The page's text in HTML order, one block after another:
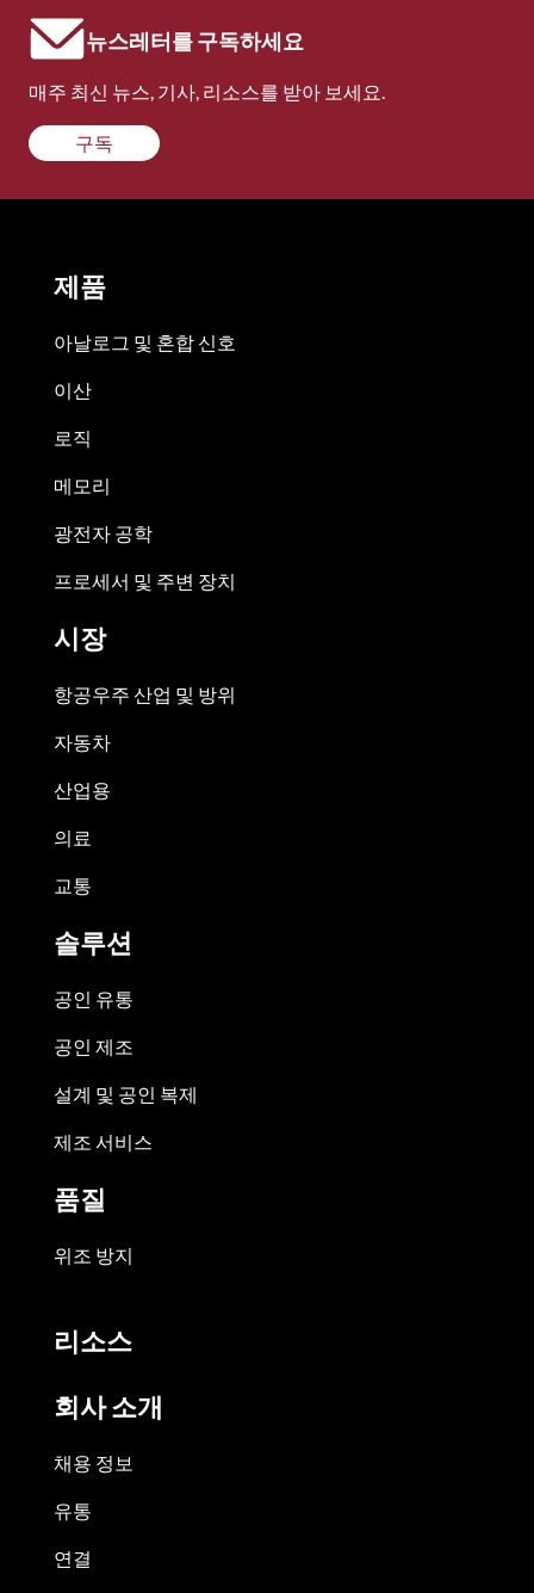
뉴스레터를 구독하세요
매주 최신 뉴스, 기사, 리소스를 받아 보세요.
구독
제품
아날로그 및 혼합 신호
이산
로직
메모리
광전자 공학
프로세서 및 주변 장치
시장
항공우주 산업 및 방위
자동차
산업용
의료
교통
솔루션
공인 유통
공인 제조
설계 및 공인 복제
제조 서비스
품질
위조 방지
리소스
회사 소개
채용 정보
유통
연결